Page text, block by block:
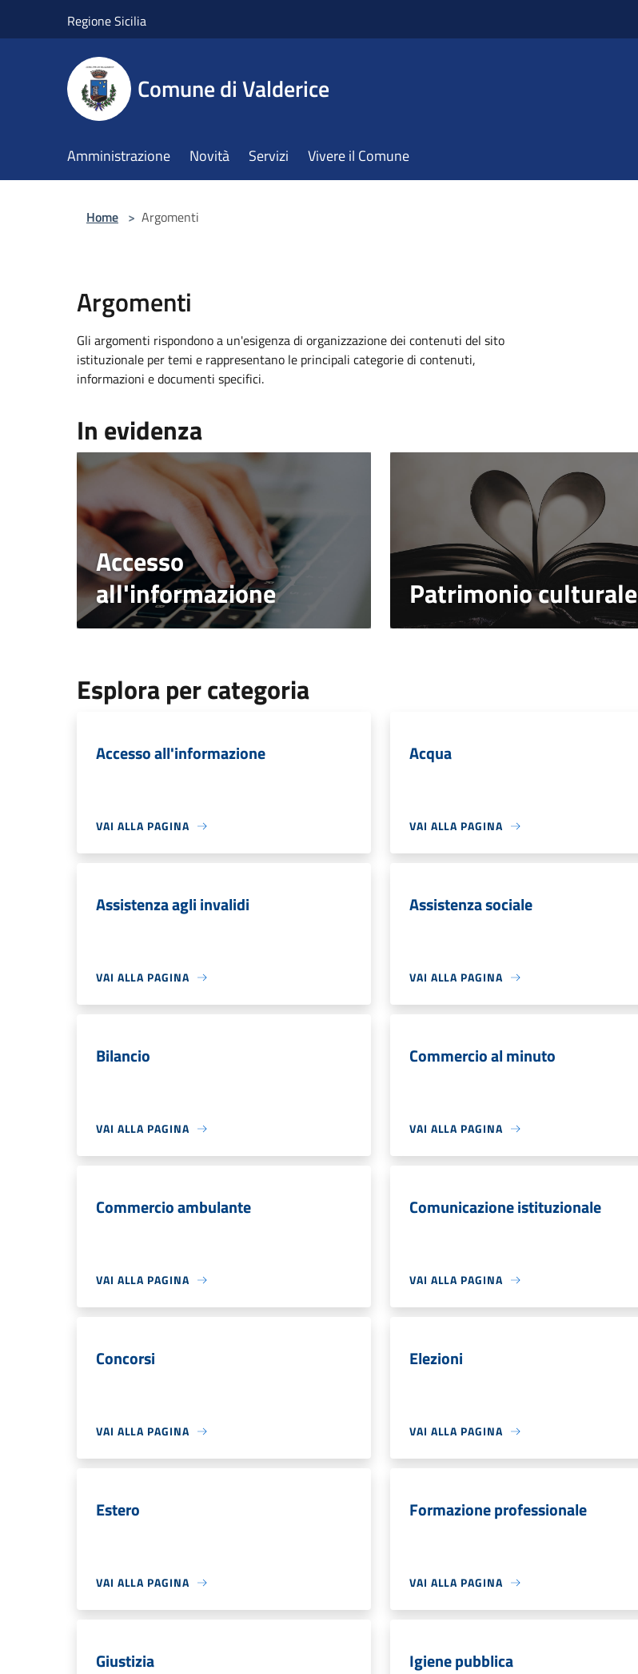
Regione Sicilia
Comune di Valderice
Amministrazione Novità Servizi Vivere il Comune
Home > Argomenti
Argomenti
Gli argomenti rispondono a un'esigenza di organizzazione dei contenuti del sito
istituzionale per temi e rappresentano le principali categorie di contenuti,
informazioni e documenti specifici.
In evidenza
Accesso
all'informazione
Patrimonio culturale
Esplora per categoria
Accesso all'informazione
VAI ALLA PAGINA
Acqua
VAI ALLA PAGINA
Assistenza agli invalidi
VAI ALLA PAGINA
Assistenza sociale
VAI ALLA PAGINA
Bilancio
VAI ALLA PAGINA
Commercio al minuto
VAI ALLA PAGINA
Commercio ambulante
VAI ALLA PAGINA
Comunicazione istituzionale
VAI ALLA PAGINA
Concorsi
VAI ALLA PAGINA
Elezioni
VAI ALLA PAGINA
Estero
VAI ALLA PAGINA
Formazione professionale
VAI ALLA PAGINA
Giustizia Igiene pubblica